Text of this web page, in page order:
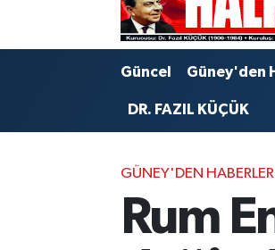
Güncel Güney'den
DR. FAZIL KÜÇÜK
GÜNEY'DEN HABERLER
Rum
Trafik Durumu
Puan Durumu ve Fikstür